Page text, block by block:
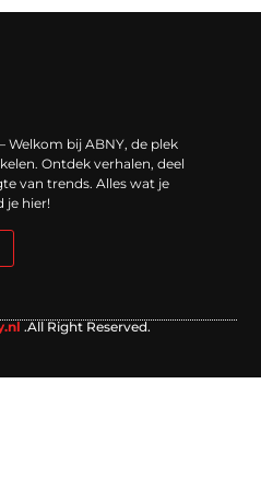
– Welkom bij ABNY, de plek
Ontdek verhalen, deel
van trends. Alles wat je
je hier!
.All Right Reserved.